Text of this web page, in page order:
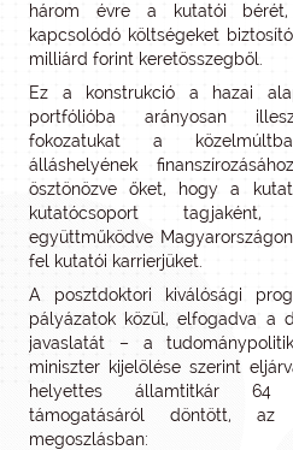
három évre a kutatói
kapcsolódó költségeket
milliárd forint keretösszegből.
Ez a konstrukció a hazai
portfólióba arányosan
fokozatukat a
álláshelyének
ösztönözve őket, hogy a
kutatócsoport
együttműködve
fel kutatói karrierjüket.
A posztdoktori kiválósági
pályázatok közül, elfogadva a
javaslatát – a
miniszter kijelölése szerint
helyettes államtitkár 64
támogatásáról döntött, az
megoszlásban: